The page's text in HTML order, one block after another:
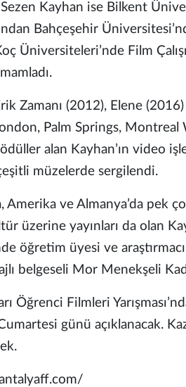
Kayhan ise Bilkent
Bahçeşehir
Üniversiteleri’nde Film
Zamanı (2012), Elene
Palm Springs,
alan Kayhan’ın video
müzelerde sergilendi.
Amerika ve Almanya’da pek
üzerine yayınları da olan
öğretim üyesi ve
belgeseli Mor Menekşeli
Öğrenci Filmleri
günü açıklanacak.